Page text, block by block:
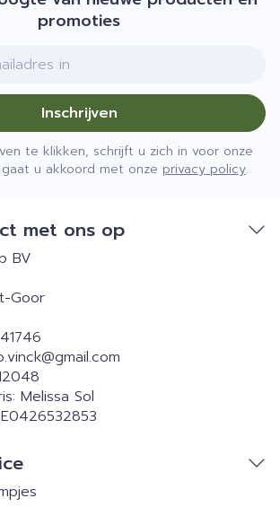
promoties
Inschrijven
te klikken, schrijft u zich in voor onze
u akkoord met onze privacy policy.
met ons op
BV
Goor
gmail.com
Melissa Sol